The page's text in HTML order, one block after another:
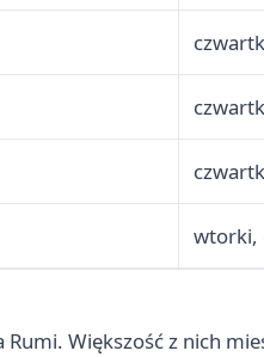
wtorki,
Większość z nich